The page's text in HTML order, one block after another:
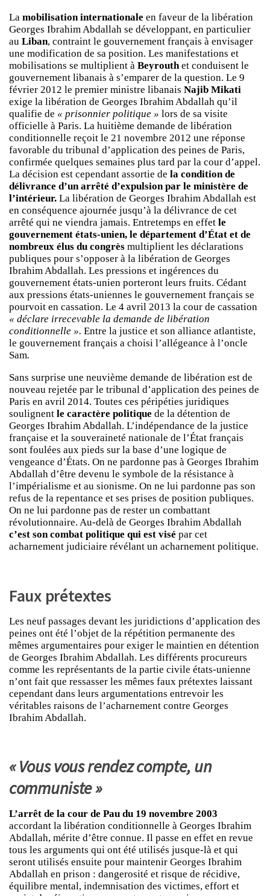
La mobilisation internationale en faveur de la libération
Georges Ibrahim Abdallah se développant, en particulier
au Liban, contraint le gouvernement français à envisager
une modification de sa position. Les manifestations et
mobilisations se multiplient à Beyrouthet conduisent le
gouvernement libanais à s’emparer de la question. Le 9
février 2012 le premier ministre libanais Najib Mikati
exige la libération de Georges Ibrahim Abdallah qu’il
qualifie de « prisonnier politique » lors de sa visite
officielle à Paris. La huitième demande de libération
conditionnelle reçoit le 21 novembre 2012 une réponse
favorable du tribunal d’application des peines de Paris,
confirmée quelques semaines plus tard par la cour d’appel.
La décision est cependant assortie de la condition de
délivrance d’un arrêté d’expulsion par le ministère de
l’intérieur. La libération de Georges Ibrahim Abdallah est
en conséquence ajournée jusqu’à la délivrance de cet
arrêté qui ne viendra jamais. Entretemps en effet le
gouvernement états-unien, le département d’État et de
nombreux élus du congrès multiplient les déclarations
publiques pour s’opposer à la libération de Georges
Ibrahim Abdallah. Les pressions et ingérences du
gouvernement états-unien porteront leurs fruits. Cédant
aux pressions états-uniennes le gouvernement français se
pourvoit en cassation. Le 4 avril 2013 la cour de cassation
« déclare irrecevable la demande de libération
conditionnelle ». Entre la justice et son alliance atlantiste,
le gouvernement français a choisi l’allégeance à l’oncle
Sam.
Sans surprise une neuvième demande de libération est de
nouveau rejetée par le tribunal d’application des peines de
Paris en avril 2014. Toutes ces péripéties juridiques
soulignent le caractère politique de la détention de
Georges Ibrahim Abdallah. L’indépendance de la justice
française et la souveraineté nationale de l’État français
sont foulées aux pieds sur la base d’une logique de
vengeance d’États. On ne pardonne pas à Georges Ibrahim
Abdallah d’être devenu le symbole de la résistance à
l’impérialisme et au sionisme. On ne lui pardonne pas son
refus de la repentance et ses prises de position publiques.
On ne lui pardonne pas de rester un combattant
révolutionnaire. Au-delà de Georges Ibrahim Abdallah
c’est son combat politique qui est visé par cet
acharnement judiciaire révélant un acharnement politique.
Faux prétextes
Les neuf passages devant les juridictions d’application des
peines ont été l’objet de la répétition permanente des
mêmes argumentaires pour exiger le maintien en détention
de Georges Ibrahim Abdallah. Les différents procureurs
comme les représentants de la partie civile états-unienne
n’ont fait que ressasser les mêmes faux prétextes laissant
cependant dans leurs argumentations entrevoir les
véritables raisons de l’acharnement contre Georges
Ibrahim Abdallah.
« Vous vous rendez compte, un
communiste »
L’arrêt de la cour de Pau du 19 novembre 2003
accordant la libération conditionnelle à Georges Ibrahim
Abdallah, mérite d’être connue. Il passe en effet en revue
tous les arguments qui ont été utilisés jusque-là et qui
seront utilisés ensuite pour maintenir Georges Ibrahim
Abdallah en prison : dangerosité et risque de récidive,
équilibre mental, indemnisation des victimes, effort et